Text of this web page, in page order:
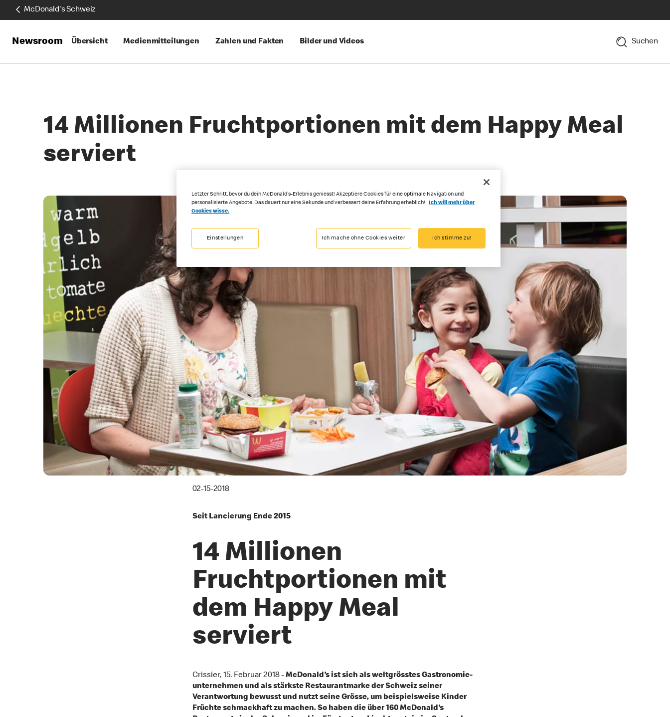
McDonald's Schweiz
Newsroom Übersicht Medienmitteilungen Zahlen und Fakten Bilder und Videos Suchen
14 Millionen Fruchtportionen mit dem Happy Meal
serviert
02-15-2018
Seit Lancierung Ende 2015
14 Millionen
Fruchtportionen mit
dem Happy Meal
serviert
Crissier, 15. Februar 2018 -McDonald’s ist sich als weltgrösstes Gastronomie-
unternehmen und als stärkste Restaurantmarke der Schweiz seiner
Verantwortung bewusst und nutzt seine Grösse, um beispielsweise Kinder
Früchte schmackhaft zu machen. So haben die über 160 McDonald’s
Letzter Schritt, bevor du dein McDonald's-Erlebnis geniesst! Akzeptiere Cookies für eine optimale Navigation und
personalisierte Angebote. Das dauert nur eine Sekunde und verbessert deine Erfahrung erheblich!
Ich will mehr über
Cookies wisse.
Einstellungen Ich mache ohne Cookies weiter Ich stimme zu!